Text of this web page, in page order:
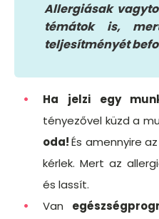
Allergiásak
témátok is,
teljesítményét
Ha jelzi egy
tényezővel küzd a
oda!És amennyire
kérlek. Mert az
és lassít.
Van